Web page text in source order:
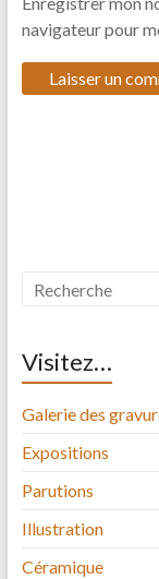
navigateur pour
Visitez…
Galerie des
Expositions
Parutions
Illustration
Céramique